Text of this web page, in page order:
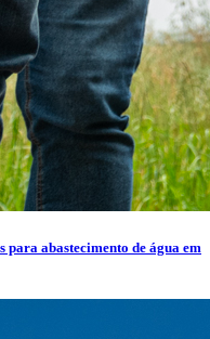
abastecimento de água em